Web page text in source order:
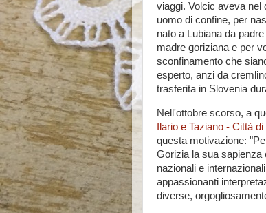
viaggi. Volcic aveva nel
uomo di confine, per
nato a Lubiana da
madre goriziana e per
sconfinamento che
esperto, anzi da
trasferita in Slovenia
Nell'ottobre scorso, a
Ilario e Taziano - Città
questa motivazione:
Gorizia la sua sapienza
nazionali e
appassionanti
diverse,